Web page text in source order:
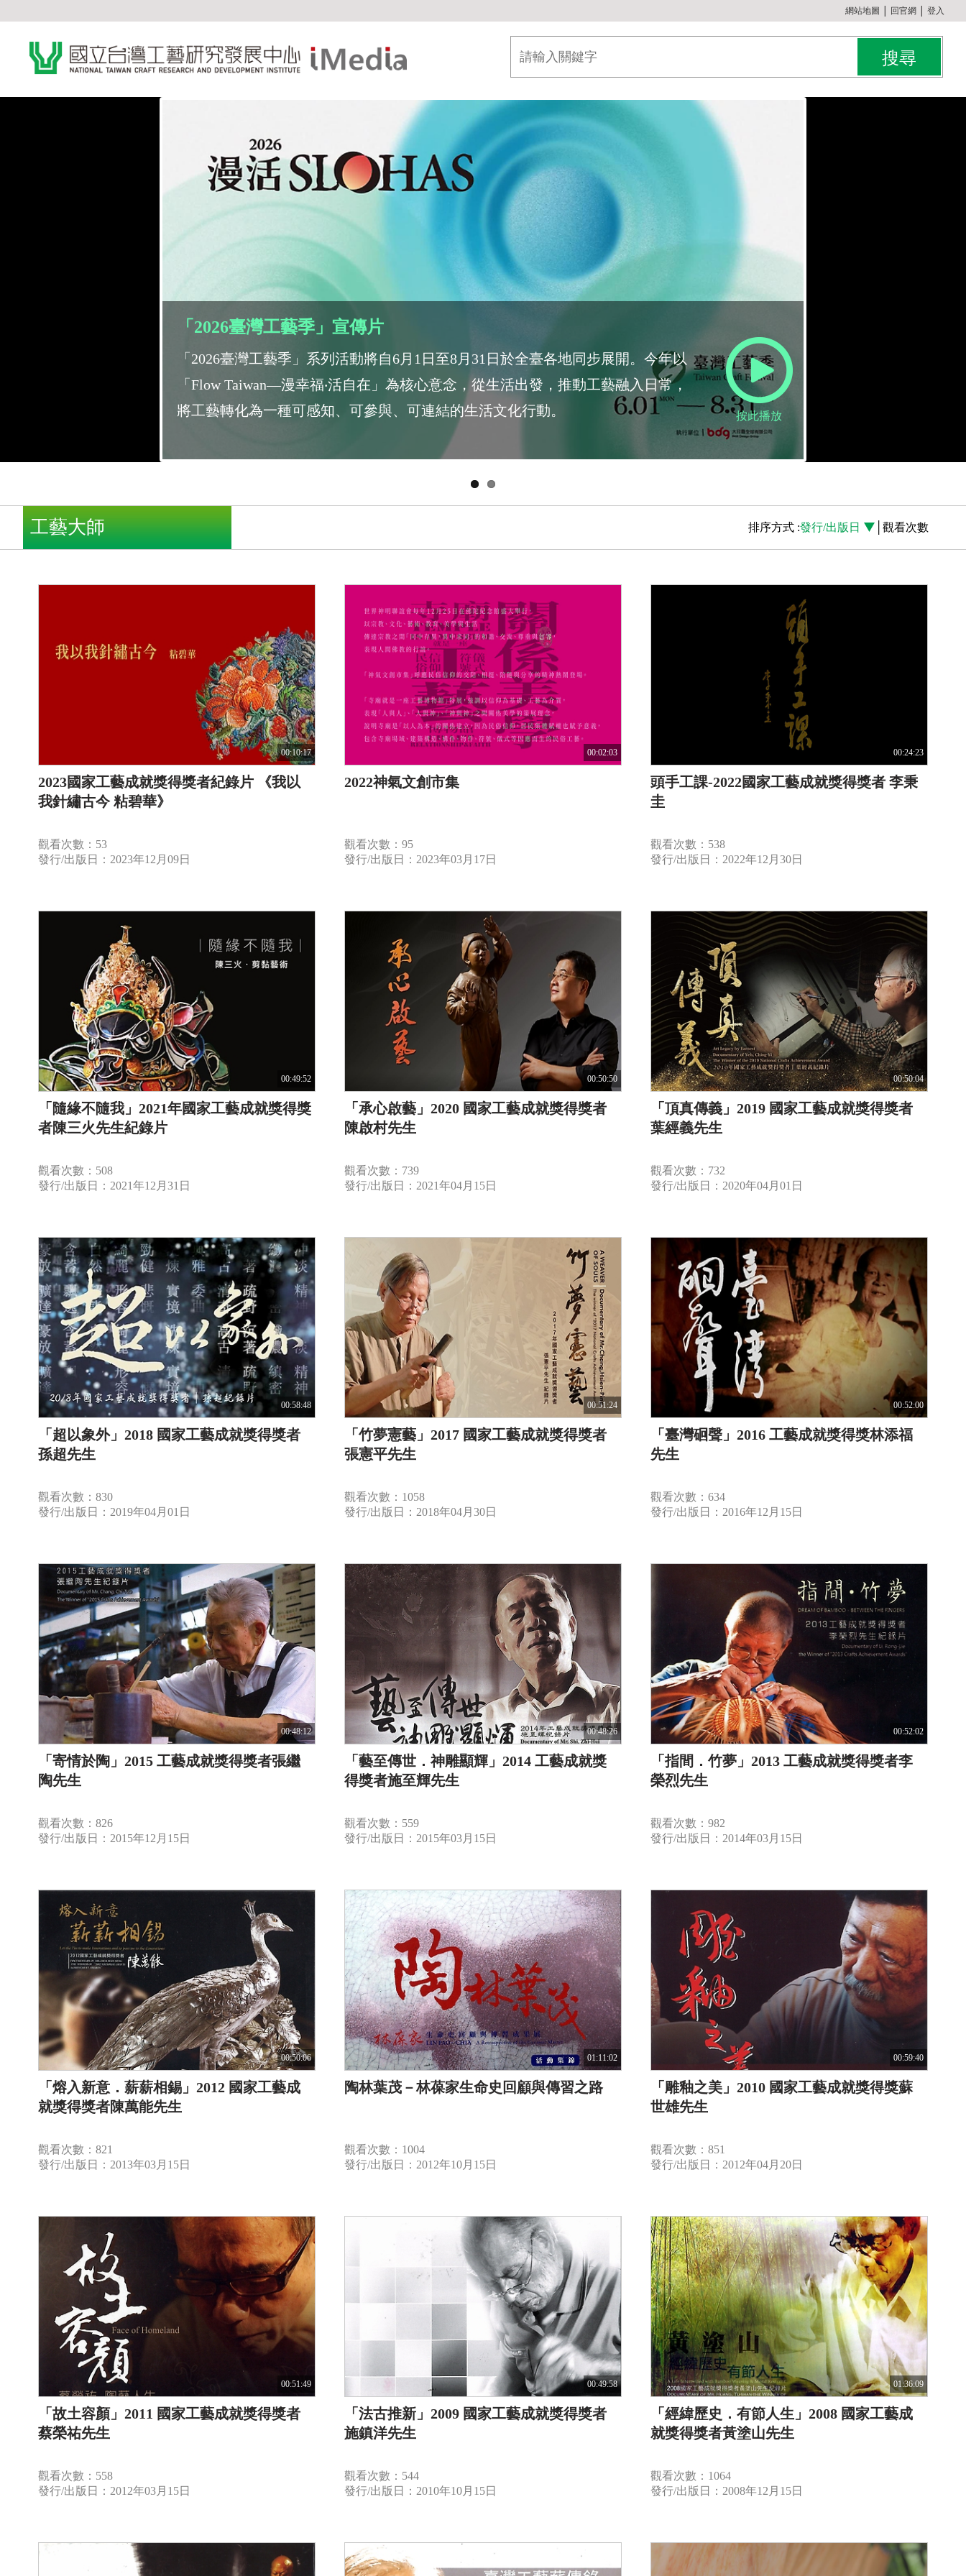
網站地圖 回官網 登入
「2026臺灣工藝季」宣傳片
「2026臺灣工藝季」系列活動將自6月1日至8月31日於全臺各地同步展開。今年以
「Flow Taiwan—漫幸福‧活自在」為核心意念，從生活出發，推動工藝融入日常，
將工藝轉化為一種可感知、可參與、可連結的生活文化行動。
按此播放
排序方式 :發行/出版日 觀看次數
00:10:17
2023國家工藝成就獎得獎者紀錄片 《我以
我針繡古今 粘碧華》
觀看次數：53
發行/出版日：2023年12月09日
00:02:03
2022神氣文創市集
觀看次數：95
發行/出版日：2023年03月17日
00:24:23
頭手工課-2022國家工藝成就獎得獎者 李秉
圭
觀看次數：538
發行/出版日：2022年12月30日
00:49:52
「隨緣不隨我」2021年國家工藝成就獎得獎
者陳三火先生紀錄片
觀看次數：508
發行/出版日：2021年12月31日
00:50:50
「承心啟藝」2020 國家工藝成就獎得獎者
陳啟村先生
觀看次數：739
發行/出版日：2021年04月15日
00:50:04
「頂真傳義」2019 國家工藝成就獎得獎者
葉經義先生
觀看次數：732
發行/出版日：2020年04月01日
00:58:48
「超以象外」2018 國家工藝成就獎得獎者
孫超先生
觀看次數：830
發行/出版日：2019年04月01日
00:51:24
「竹夢憲藝」2017 國家工藝成就獎得獎者
張憲平先生
觀看次數：1058
發行/出版日：2018年04月30日
00:52:00
「臺灣硘聲」2016 工藝成就獎得獎林添福
先生
觀看次數：634
發行/出版日：2016年12月15日
00:48:12
「寄情於陶」2015 工藝成就獎得獎者張繼
陶先生
觀看次數：826
發行/出版日：2015年12月15日
00:48:26
「藝至傳世．神雕顯輝」2014 工藝成就獎
得獎者施至輝先生
觀看次數：559
發行/出版日：2015年03月15日
00:52:02
「指間．竹夢」2013 工藝成就獎得獎者李
榮烈先生
觀看次數：982
發行/出版日：2014年03月15日
00:50:06
「熔入新意．薪薪相錫」2012 國家工藝成
就獎得獎者陳萬能先生
觀看次數：821
發行/出版日：2013年03月15日
01:11:02
陶林葉茂－林葆家生命史回顧與傳習之路
觀看次數：1004
發行/出版日：2012年10月15日
00:59:40
「雕釉之美」2010 國家工藝成就獎得獎蘇
世雄先生
觀看次數：851
發行/出版日：2012年04月20日
00:51:49
「故土容顏」2011 國家工藝成就獎得獎者
蔡榮祐先生
觀看次數：558
發行/出版日：2012年03月15日
00:49:58
「法古推新」2009 國家工藝成就獎得獎者
施鎮洋先生
觀看次數：544
發行/出版日：2010年10月15日
01:36:09
「經緯歷史．有節人生」2008 國家工藝成
就獎得獎者黃塗山先生
觀看次數：1064
發行/出版日：2008年12月15日